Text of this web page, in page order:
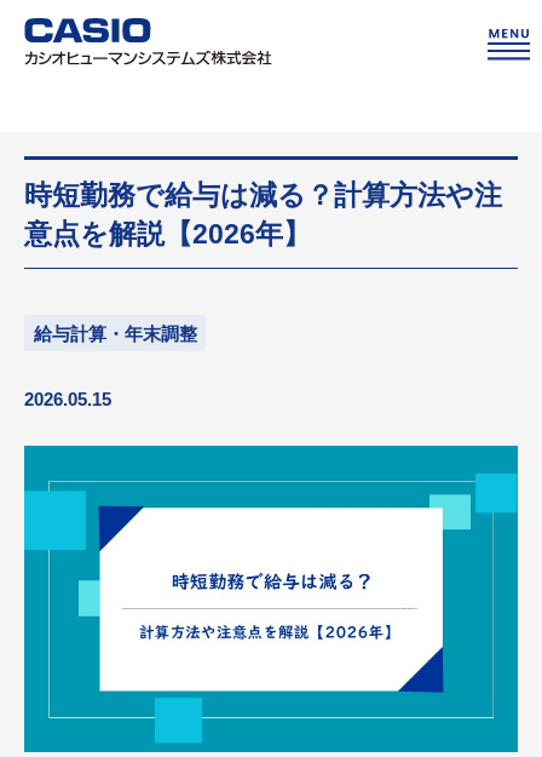
時短勤務で給与は減る？計算方法や注
意点を解説【2026年】
給与計算・年末調整
2026.05.15